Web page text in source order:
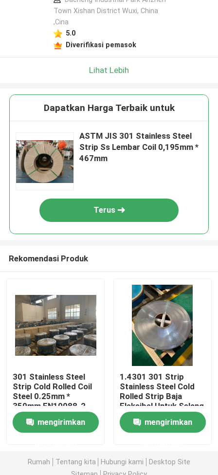
Rumah
Town Xishan District Wuxi, China
,Cina
5.0
Diverifikasi pemasok
Lihat Lebih
Dapatkan Harga Terbaik untuk
ASTM JIS 301 Stainless Steel
Strip Ss Lembar Coil 0,195mm *
467mm
Terus
Rekomendasi Produk
301 Stainless Steel
Strip Cold Rolled Coil
Steel 0.25mm *
350mm EN10088-2
mengirimkan
1.4301 301 Strip
Stainless Steel Cold
Rolled Strip Baja
Fleksibel Untuk Selang
Fleksibel
mengirimkan
Rumah Tentang kita Hubungi kami
Desktop Site